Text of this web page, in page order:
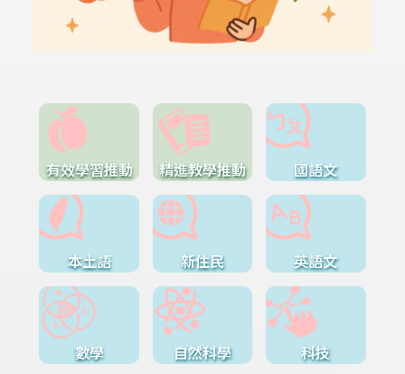
有效學習推動 精進教學推動 國語文
本土語 新住民 英語文
數學 自然科學 科技